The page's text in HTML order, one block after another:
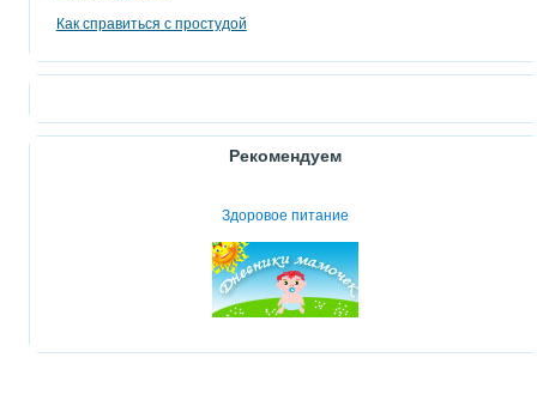
Как справиться с простудой
Рекомендуем
Здоровое питание